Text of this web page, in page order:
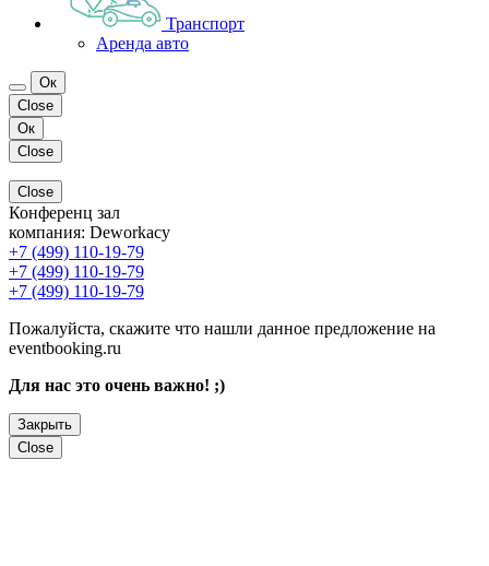
Транспорт
Аренда авто
Ок
Close
Ок
Close
Close
Конференц зал
компания: Deworkacy
+7 (499) 110-19-79
+7 (499) 110-19-79
+7 (499) 110-19-79
Пожалуйста, скажите что нашли данное предложение на
eventbooking.ru
Для нас это очень важно! ;)
Закрыть
Close